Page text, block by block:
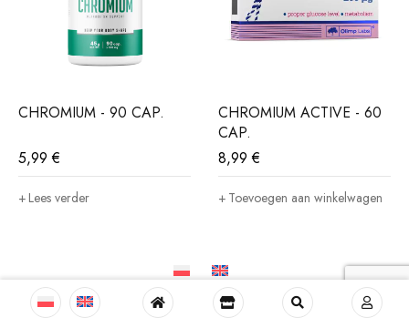
CHROMIUM - 90 CAP.
5,99€
Lees verder
CHROMIUM ACTIVE - 60
CAP.
8,99€
Toevoegen aan winkelwagen